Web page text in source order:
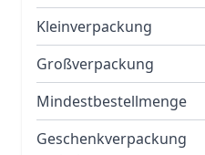
Kleinverpackung
Großverpackung
Mindestbestellmenge
Geschenkverpackung